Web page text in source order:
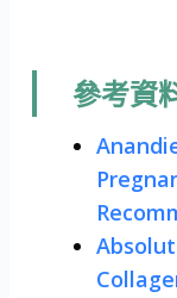
參考資